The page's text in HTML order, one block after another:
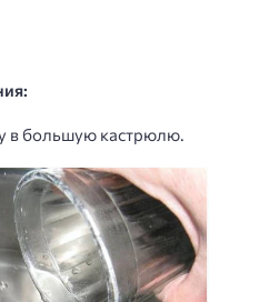
в большую кастрюлю.